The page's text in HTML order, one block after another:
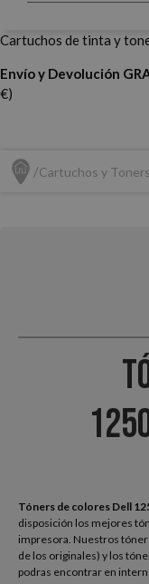
Cartuchos de tinta y
Envío y Devolución
€)
Cartuchos y Toners
Tóners de colores Dell
disposición los mejores
impresora. Nuestros
de los originales) y los
podras encontrar en